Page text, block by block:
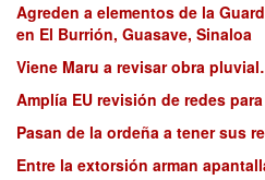
Agreden a elementos de la
en El Burrión, Guasave, Sinaloa
Viene Maru a revisar obra
Amplía EU revisión de redes
Pasan de la ordeña a tener sus
Entre la extorsión arman